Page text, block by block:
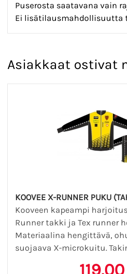
Puserosta saatavana vain
Ei lisätilausmahdollisuutta
Asiakkaat ostivat
KOOVEE X-RUNNER PUKU
Kooveen kapeampi
Runner takki ja Tex runner
Materiaalina hengittävä,
suojaava X-microkuitu.